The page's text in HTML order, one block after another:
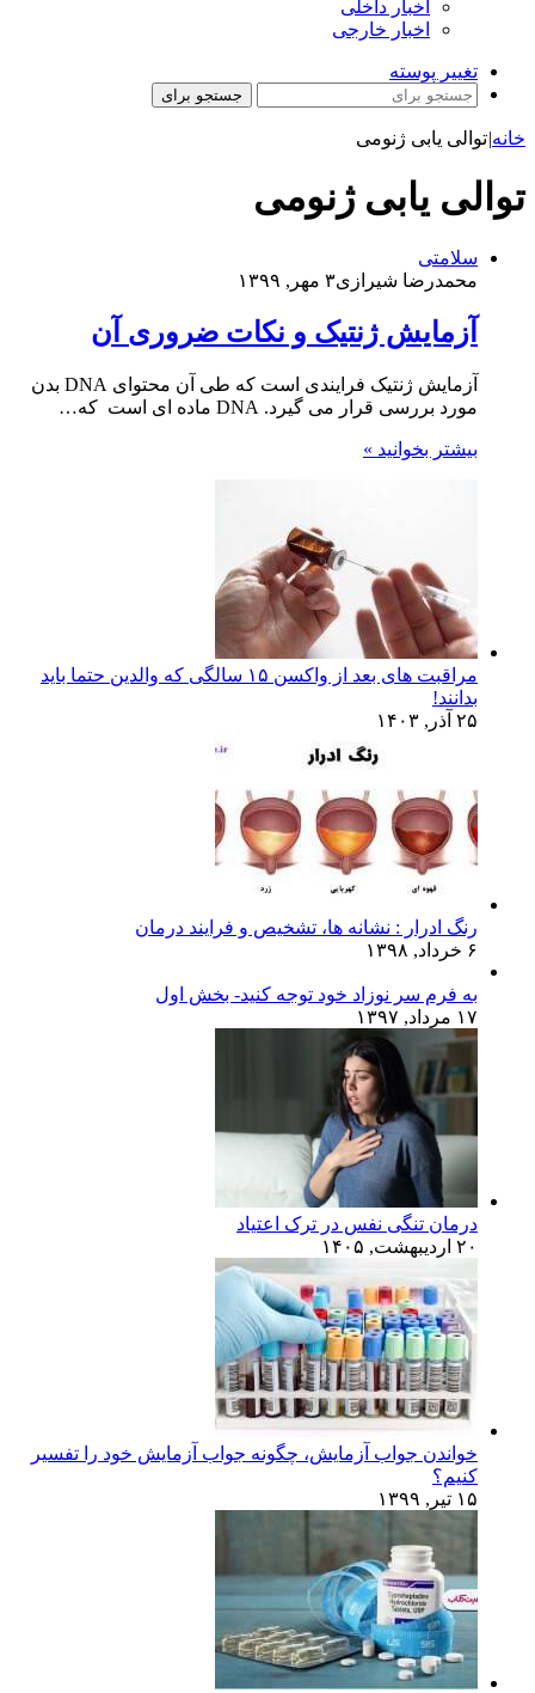
اخبار داخلی
اخبار خارجی
تغییر پوسته
جستجو برای
خانه|توالی یابی ژنومی
توالی یابی ژنومی
سلامتی
محمدرضا شیرازی۳ مهر, ۱۳۹۹
آزمایش ژنتیک و نکات ضروری آن
آزمایش ژنتیک فرایندی است که طی آن محتوای DNA بدن
مورد بررسی قرار می گیرد. DNA ماده ای است که…
بیشتر بخوانید »
مراقبت های بعد از واکسن ۱۵ سالگی که والدین حتما باید
بدانند!
۲۵ آذر, ۱۴۰۳
رنگ ادرار : نشانه ها، تشخیص و فرایند درمان
۶ خرداد, ۱۳۹۸
به فرم سر نوزاد خود توجه کنید- بخش اول
۱۷ مرداد, ۱۳۹۷
درمان تنگی نفس در ترک اعتیاد
۲۰ اردیبهشت, ۱۴۰۵
خواندن جواب آزمایش، چگونه جواب آزمایش خود را تفسیر
کنیم؟
۱۵ تیر, ۱۳۹۹